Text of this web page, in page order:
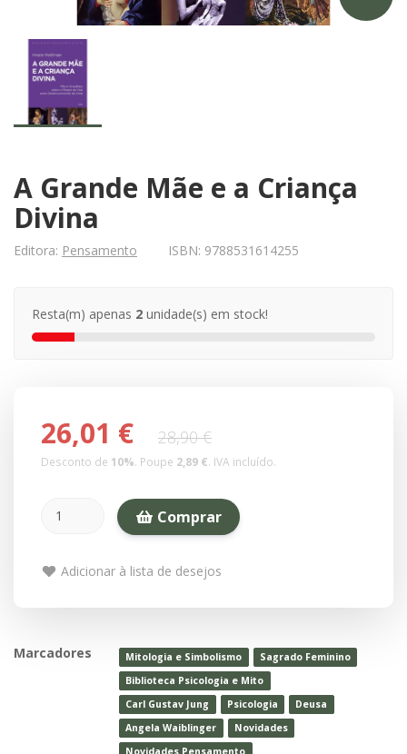
A Grande Mãe e a Criança
Divina
Editora: Pensamento ISBN: 9788531614255
Resta(m) apenas 2 unidade(s) em stock!
26,01 € 28,90 €
Desconto de 10%. Poupe 2,89 €. IVA incluído.
Comprar
Adicionar à lista de desejos
Marcadores Mitologia e Simbolismo
Sagrado Feminino
Biblioteca Psicologia e Mito
Carl Gustav Jung
Psicologia
Deusa
Angela Waiblinger
Novidades